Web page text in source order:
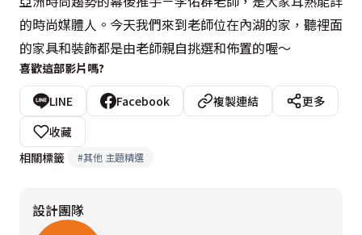
的時尚媒體人。今天我們來到老師位在內湖的家，聽裡面
的家具和裝飾都是由老師親自挑選和佈置的喔〜
喜歡這部影片嗎?
LINE Facebook 複製連結
更多
收藏
相關標籤
#其他 主題精選
設計團隊